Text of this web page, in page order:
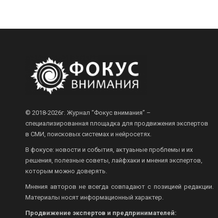
© 2018-2026г. Журнал “Фокус внимания” –
специализированная площадка для продвижения экспертов
в СМИ, поисковых системах и нейросетях.
В фокусе: новости и события, актуаьные проблемы и их
решения, полезные советы, лайфхаки и мнения экспертов,
которым можно доверять.
Мнения авторов не всегда совпадают с позицией редакции.
Материалы носят информационный характер.
Продвижение экспертов и предпринимателей: